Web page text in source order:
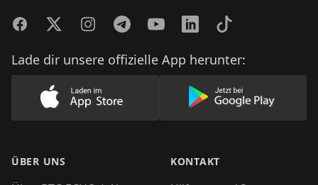
FacebookTwitterInstagramTelegramYouTubeLinkedInTikTok
Lade dir unsere offizielle App herunter:
Lade unsere App im AppStore herunter
Lade unsere
ÜBER UNS KONTAKT